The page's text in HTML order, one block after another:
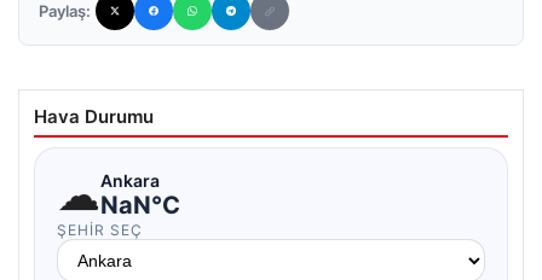
Paylaş:
Hava Durumu
☁Ankara
NaN°C
ŞEHIR SEÇ